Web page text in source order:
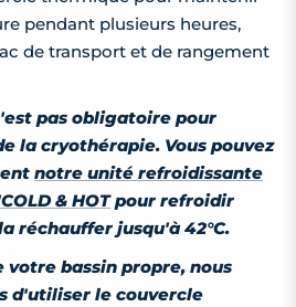
pendant plusieurs heures,
de transport et de rangement
pas obligatoire pour
la cryothérapie. Vous pouvez
notre unité refroidissante
& HOTpour refroidir
réchauffer jusqu'à 42°C.
votre bassin propre, nous
d'utiliser le couvercle